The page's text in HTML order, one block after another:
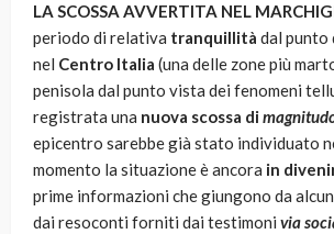
LA SCOSSA AVVERTITA NEL
periodo di relativa tranquillità dal punto
nel Centro Italia (una delle zone più
penisola dal punto vista dei fenomeni
registrata una nuova scossa di
epicentro sarebbe già stato individuato
momento la situazione è ancora in
prime informazioni che giungono da
dai resoconti forniti dai testimoni via